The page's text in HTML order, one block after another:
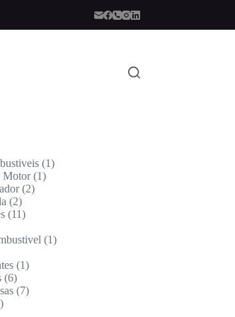
1
Motor 1
2
2
11
1
1
6
7